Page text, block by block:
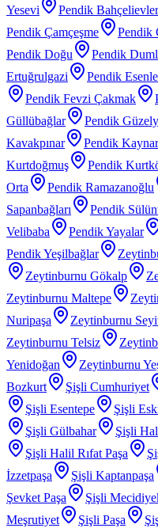
Yesevi
Pendik Bahçelievler
Pendik Çamçeşme
Pendik
Pendik Doğu
Pendik
Ertuğrulgazi
Pendik
Pendik Fevzi Çakmak
Güllübağlar
Pendik
Kavakpınar
Pendik
Kurtdoğmuş
Pendik
Orta
Pendik Ramazanoğlu
Sapanbağları
Pendik
Velibaba
Pendik Yayalar
Pendik Yeşilbağlar
Zeytinburnu Gökalp
Zeytinburnu Maltepe
Nuripaşa
Zeytinburnu
Zeytinburnu Telsiz
Yenidoğan
Zeytinburnu
Bozkurt
Şişli Cumhuriyet
Şişli Esentepe
Şişli
Şişli Gülbahar
Şişli
Şişli Halil Rıfat Paşa
İzzetpaşa
Şişli Kaptanpaşa
Şevket Paşa
Şişli
Meşrutiyet
Şişli Paşa